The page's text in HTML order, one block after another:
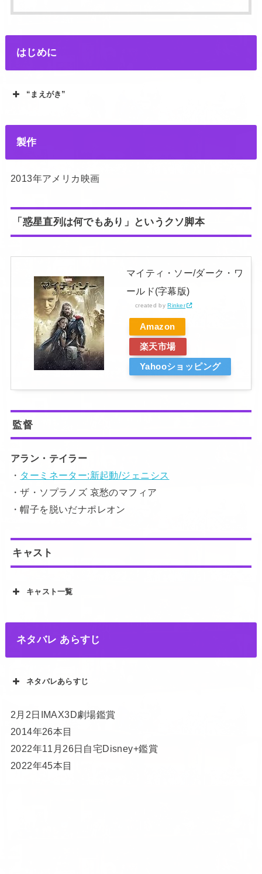
はじめに
“まえがき”
製作
2013年アメリカ映画
「惑星直列は何でもあり」というクソ脚本
マイティ・ソー/ダーク・ワ
ールド(字幕版)
created byRinker
Amazon
楽天市場
Yahooショッピング
監督
アラン・テイラー
・ ターミネーター:新起動/ジェニシス
・ザ・ソプラノズ 哀愁のマフィア
・帽子を脱いだナポレオン
キャスト
キャスト一覧
ネタバレ あらすじ
ネタバレあらすじ
2月2日IMAX3D劇場鑑賞
2014年26本目
2022年11月26日自宅Disney+鑑賞
2022年45本目